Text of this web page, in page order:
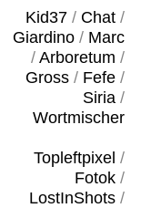
Kid37/ Chat/
Giardino/ Marc
/ Arboretum /
Gross/ Fefe/
Siria/
Wortmischer
Topleftpixel /
Fotok/
LostInShots/